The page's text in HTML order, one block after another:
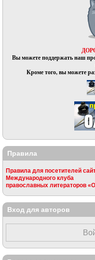
Вы можете поддержать наш
Кроме того, вы можете
Правила
Правила для посетителей
Международного клуба
православных литераторов
Вход для авторов